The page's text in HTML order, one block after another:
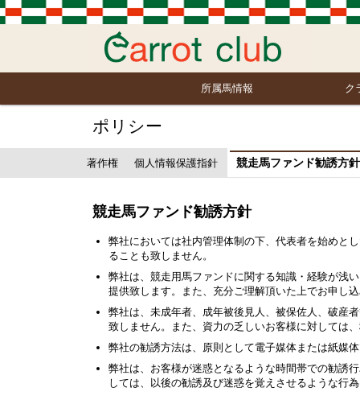
所属馬情報 ク
ポリシー
著作権 個人情報保護指針 競走馬ファンド勧誘方針
競走馬ファンド勧誘方針
弊社においては社内管理体制の下、代表者を始めと
ることも致しません。
弊社は、競走用馬ファンドに関する知識・経験が浅
提供致します。また、充分ご理解頂いた上でお申し
弊社は、未成年者、成年被後見人、被保佐人、破産
致しません。また、資力の乏しいお客様に対しては
弊社の勧誘方法は、原則として電子媒体または紙媒
弊社は、お客様が迷惑となるような時間帯での勧誘
しては、以後の勧誘及び迷惑を覚えさせるような行